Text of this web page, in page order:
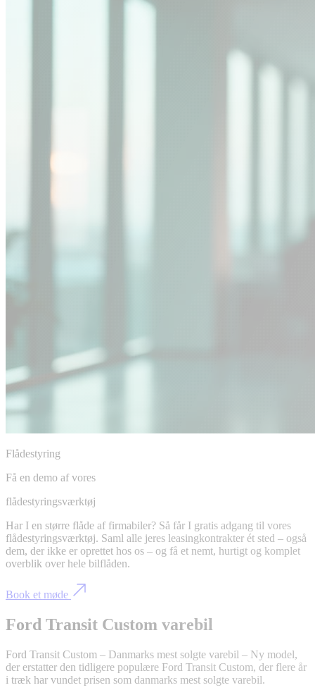
Flådestyring
Få en demo af vores
flådestyringsværktøj
Har I en større flåde af firmabiler? Så får I gratis adgang til vores
flådestyringsværktøj. Saml alle jeres leasingkontrakter ét sted – også
dem, der ikke er oprettet hos os – og få et nemt, hurtigt og komplet
overblik over hele bilflåden.
Book et møde
Ford Transit Custom varebil
Ford Transit Custom – Danmarks mest solgte varebil – Ny model,
der erstatter den tidligere populære Ford Transit Custom, der flere år
i træk har vundet prisen som danmarks mest solgte varebil.